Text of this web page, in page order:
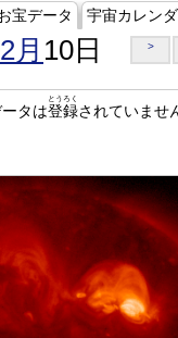
宝データ 宇宙カレン
月 10日 >
タは登録
とうろく
されていませ